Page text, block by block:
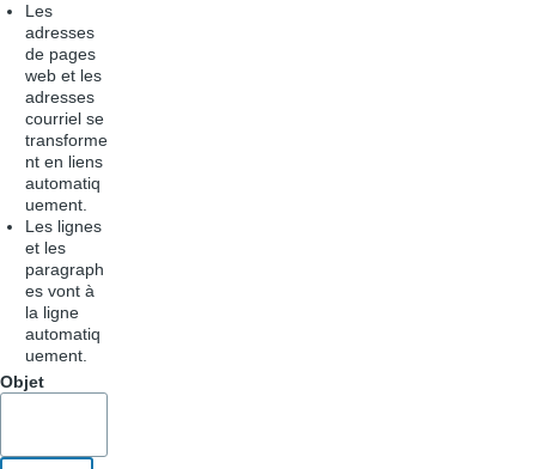
Les
adresses
de pages
web et les
adresses
courriel se
transforme
nt en liens
automatiq
uement.
Les lignes
et les
paragraph
es vont à
la ligne
automatiq
uement.
Objet